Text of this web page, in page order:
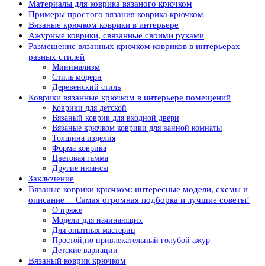
Материалы для коврика вязаного крючком
Примеры простого вязания коврика крючком
Вязаные крючком коврики в интерьере
Ажурные коврики, связанные своими руками
Размещение вязанных крючком ковриков в интерьерах
разных стилей
Минимализм
Стиль модерн
Деревенский стиль
Коврики вязанные крючком в интерьере помещений
Коврики для детской
Вязаный коврик для входной двери
Вязаные крючком коврики для ванной комнаты
Толщина изделия
Форма коврика
Цветовая гамма
Другие нюансы
Заключение
Вязаные коврики крючком: интересные модели, схемы и
описание… Самая огромная подборка и лучшие советы!
О пряже
Модели для начинающих
Для опытных мастериц
Простой,но привлекательный голубой ажур
Детские вариации
Вязаный коврик крючком